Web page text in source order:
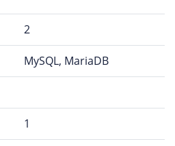
2
MySQL, MariaDB
1